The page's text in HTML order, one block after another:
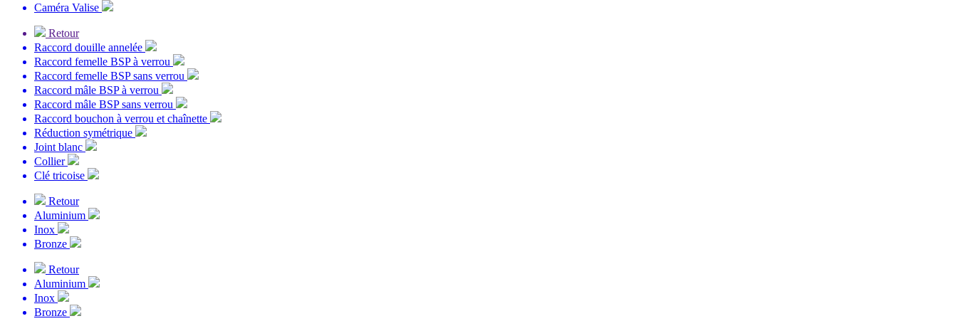
Caméra Valise
Retour
Raccord douille annelée
Raccord femelle BSP à verrou
Raccord femelle BSP sans verrou
Raccord mâle BSP à verrou
Raccord mâle BSP sans verrou
Raccord bouchon à verrou et chaînette
Réduction symétrique
Joint blanc
Collier
Clé tricoise
Retour
Aluminium
Inox
Bronze
Retour
Aluminium
Inox
Bronze